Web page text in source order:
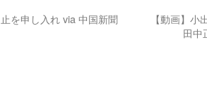
を申し入れ via 中国新聞
【動画】
田中